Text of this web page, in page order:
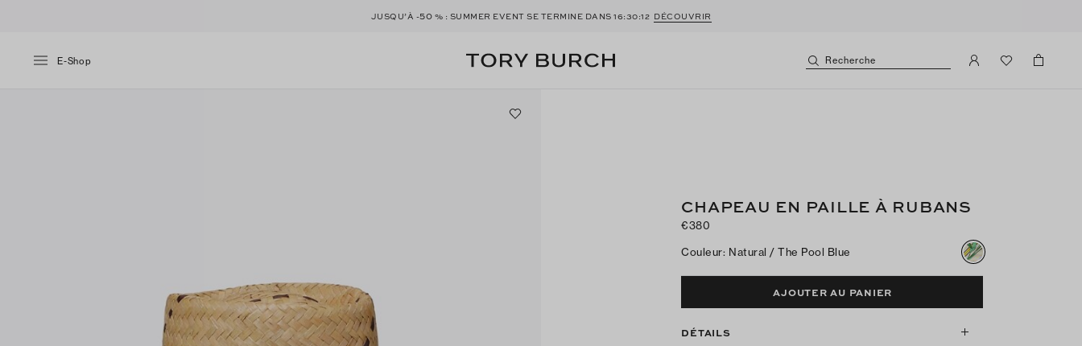
JUSQU’À -50 % : SUMMER EVENT SE TERMINE DANS16:30:11 DÉCOUVRIR
E-Shop Recherche
CHAPEAU EN PAILLE À RUBANS
€380
Couleur: Natural / The Pool Blue
AJOUTER AU PANIER
DÉTAILS